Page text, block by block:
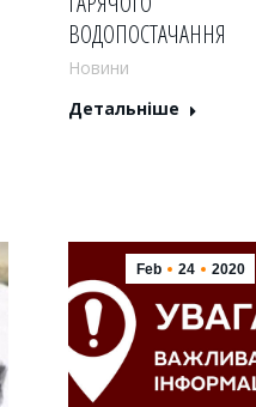
ВОДОПОСТАЧАННЯ
Новини
Детальніше
Feb 24 2020